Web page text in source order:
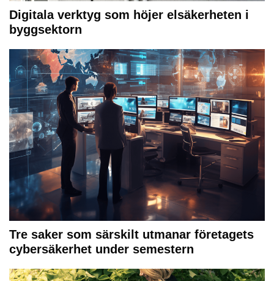
Digitala verktyg som höjer elsäkerheten i
byggsektorn
Tre saker som särskilt utmanar företagets
cybersäkerhet under semestern